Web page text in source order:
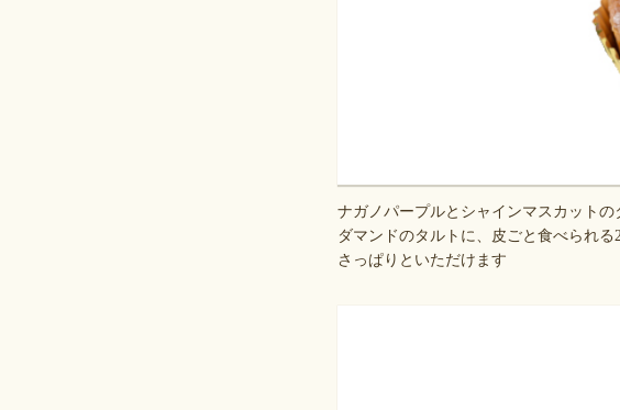
ナガノパープルとシャインマスカットの
ダマンドのタルトに、皮ごと食べられ
さっぱりといただけます